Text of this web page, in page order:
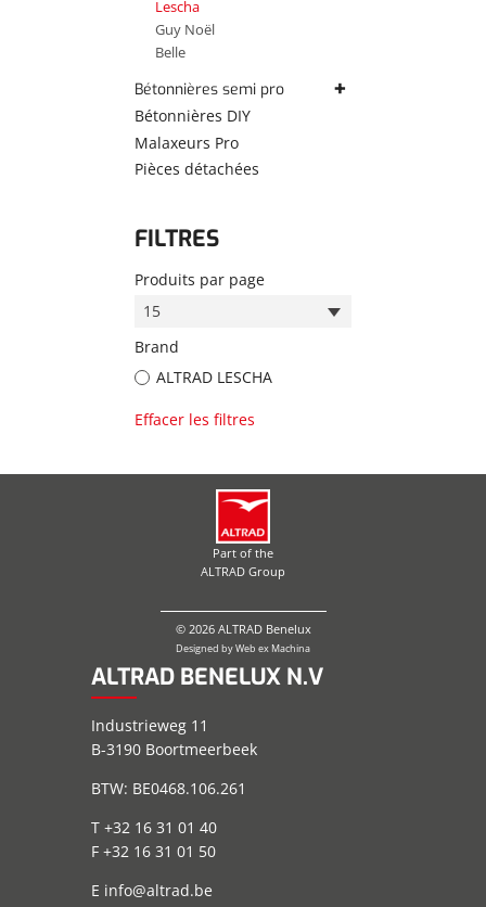
Lescha
Guy Noël
Belle
Bétonnières semi pro
MK Spomasz
ASD
Guy Noël
Bétonnières DIY
Malaxeurs Pro
Pièces détachées
FILTRES
Produits par page
15
Brand
ALTRAD LESCHA
Effacer les filtres
Part of the
ALTRAD Group
© 2026 ALTRAD Benelux
Designed byWeb ex Machina
ALTRAD BENELUX N.V
Industrieweg 11
B-3190 Boortmeerbeek
BTW: BE0468.106.261
T +32 16 31 01 40
F +32 16 31 01 50
E info@altrad.be